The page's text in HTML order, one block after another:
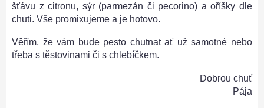
šťávu z citronu, sýr (parmezán či pecorino) a oříšky dle
chuti. Vše promixujeme a je hotovo.
Věřím, že vám bude pesto chutnat ať už samotné nebo
třeba s těstovinami či s chlebíčkem.
Dobrou chuť
Pája